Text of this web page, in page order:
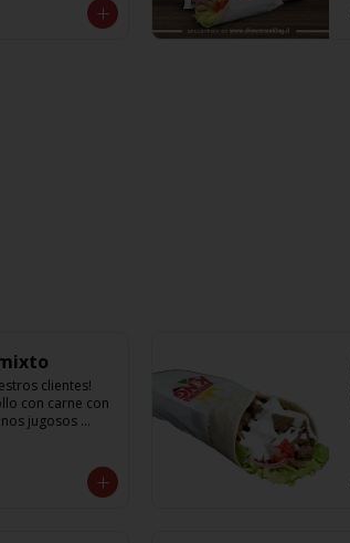
clientes!
con carne con
jugosos